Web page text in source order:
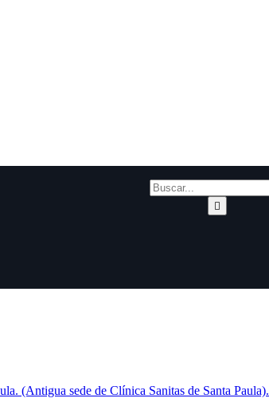
(Antigua sede de Clínica Sanitas de Santa Paula).